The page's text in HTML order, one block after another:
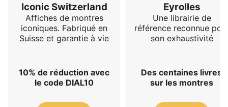
Iconic Switzerland
Affiches de montres
iconiques. Fabriqué en
Suisse et garantie à vie
10% de réduction avec
le code DIAL10
Eyrolles
Une librairie de
référence reconnue
son exhaustivité
Des centaines livres
sur les montres